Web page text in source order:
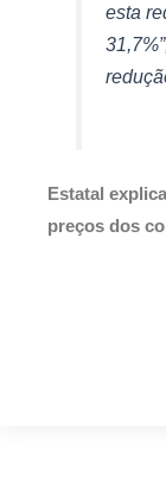
esta
Estatal
preços dos